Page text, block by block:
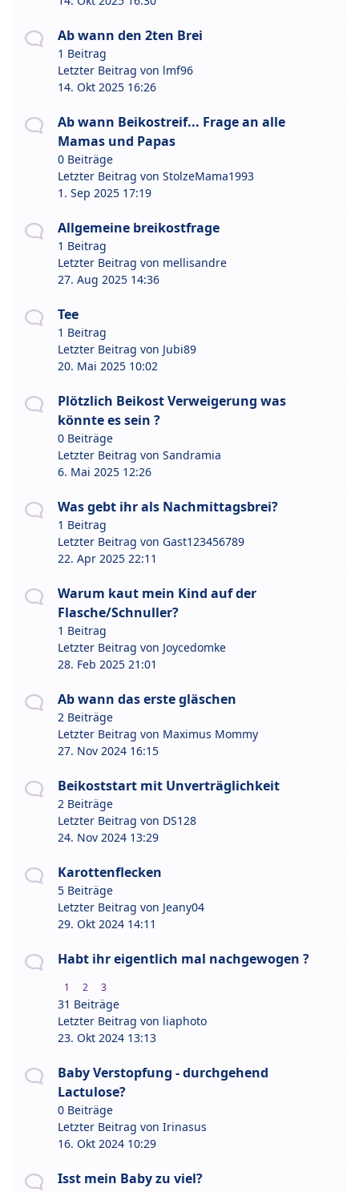
Ab wann den 2ten Brei
1 Beitrag
Letzter Beitrag von lmf96
14. Okt 2025 16:26
Ab wann Beikostreif... Frage an alle
Mamas und Papas
0 Beiträge
Letzter Beitrag von StolzeMama1993
1. Sep 2025 17:19
Allgemeine breikostfrage
1 Beitrag
Letzter Beitrag von mellisandre
27. Aug 2025 14:36
Tee
1 Beitrag
Letzter Beitrag von Jubi89
20. Mai 2025 10:02
Plötzlich Beikost Verweigerung was
könnte es sein ?
0 Beiträge
Letzter Beitrag von Sandramia
6. Mai 2025 12:26
Was gebt ihr als Nachmittagsbrei?
1 Beitrag
Letzter Beitrag von Gast123456789
22. Apr 2025 22:11
Warum kaut mein Kind auf der
Flasche/Schnuller?
1 Beitrag
Letzter Beitrag von Joycedomke
28. Feb 2025 21:01
Ab wann das erste gläschen
2 Beiträge
Letzter Beitrag von Maximus Mommy
27. Nov 2024 16:15
Beikoststart mit Unverträglichkeit
2 Beiträge
Letzter Beitrag von DS128
24. Nov 2024 13:29
Karottenflecken
5 Beiträge
Letzter Beitrag von Jeany04
29. Okt 2024 14:11
Habt ihr eigentlich mal nachgewogen ?
1 2 3
31 Beiträge
Letzter Beitrag von liaphoto
23. Okt 2024 13:13
Baby Verstopfung - durchgehend
Lactulose?
0 Beiträge
Letzter Beitrag von Irinasus
16. Okt 2024 10:29
Isst mein Baby zu viel?